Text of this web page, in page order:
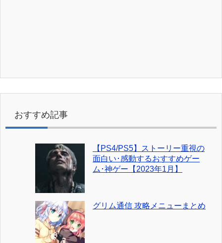
おすすめ記事
【PS4/PS5】ストーリー重視の
面白い･感動するおすすめゲー
ム･神ゲー【2023年1月】
グリム通信 攻略メニューまとめ